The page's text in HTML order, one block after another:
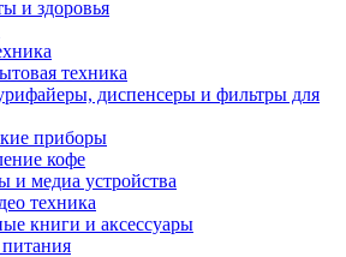
и здоровья
техника
диспенсеры и фильтры для
приборы
кофе
и медиа устройства
техника
книги и аксессуары